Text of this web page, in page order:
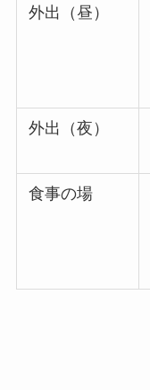
外出（昼）
外出（夜）
食事の場